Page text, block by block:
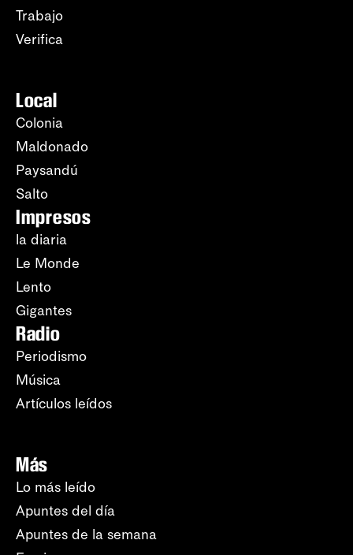
Trabajo
Verifica
Local
Colonia
Maldonado
Paysandú
Salto
Impresos
la diaria
Le Monde
Lento
Gigantes
Radio
Periodismo
Música
Artículos leídos
Más
Lo más leído
Apuntes del día
Apuntes de la semana